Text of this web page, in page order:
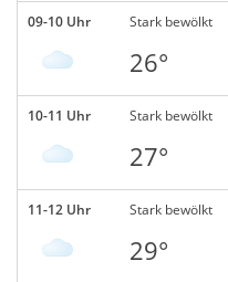
09-10 Uhr Stark bewölkt
26°
10-11 Uhr Stark bewölkt
27°
11-12 Uhr Stark bewölkt
29°